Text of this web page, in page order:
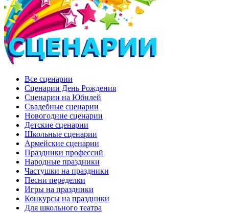
Все сценарии
Сценарии День Рождения
Сценарии на Юбилей
Свадебные сценарии
Новогодние сценарии
Детские сценарии
Школьные сценарии
Армейские сценарии
Праздники профессий
Народные праздники
Частушки на праздники
Песни переделки
Игры на праздники
Конкурсы на праздники
Для школьного театра